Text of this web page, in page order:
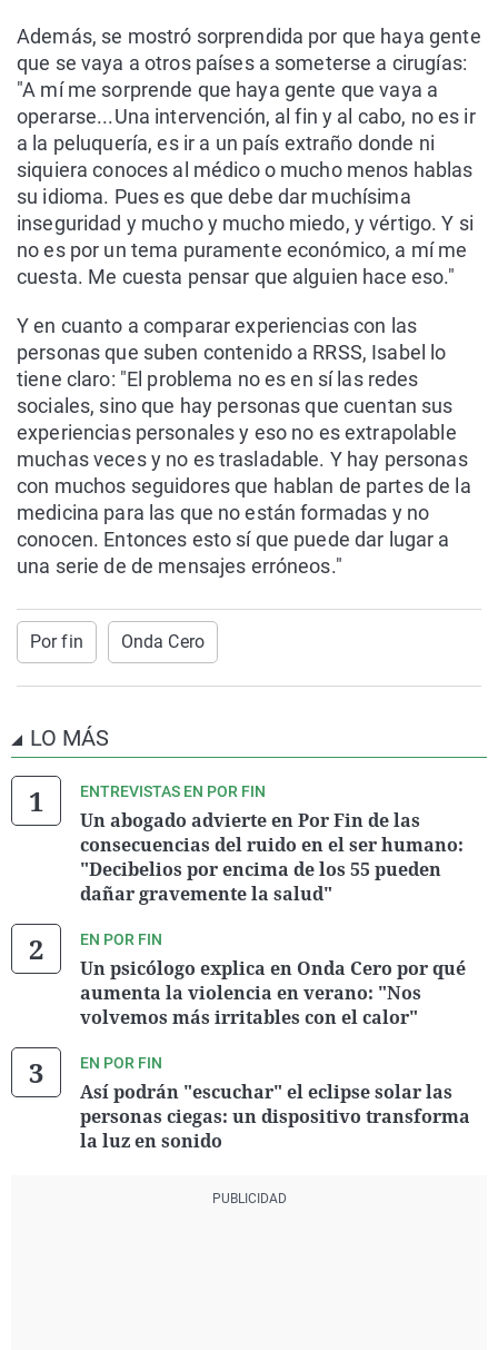
Además, se mostró sorprendida por que haya gente
que se vaya a otros países a someterse a cirugías:
"A mí me sorprende que haya gente que vaya a
operarse...Una intervención, al fin y al cabo, no es ir
a la peluquería, es ir a un país extraño donde ni
siquiera conoces al médico o mucho menos hablas
su idioma. Pues es que debe dar muchísima
inseguridad y mucho y mucho miedo, y vértigo. Y si
no es por un tema puramente económico, a mí me
cuesta. Me cuesta pensar que alguien hace eso."
Y en cuanto a comparar experiencias con las
personas que suben contenido a RRSS, Isabel lo
tiene claro: "El problema no es en sí las redes
sociales, sino que hay personas que cuentan sus
experiencias personales y eso no es extrapolable
muchas veces y no es trasladable. Y hay personas
con muchos seguidores que hablan de partes de la
medicina para las que no están formadas y no
conocen. Entonces esto sí que puede dar lugar a
una serie de de mensajes erróneos."
Por fin Onda Cero
LO MÁS
ENTREVISTAS EN POR FIN
Un abogado advierte en Por Fin de las
consecuencias del ruido en el ser humano:
"Decibelios por encima de los 55 pueden
dañar gravemente la salud"
EN POR FIN
Un psicólogo explica en Onda Cero por qué
aumenta la violencia en verano: "Nos
volvemos más irritables con el calor"
EN POR FIN
Así podrán "escuchar" el eclipse solar las
personas ciegas: un dispositivo transforma
la luz en sonido